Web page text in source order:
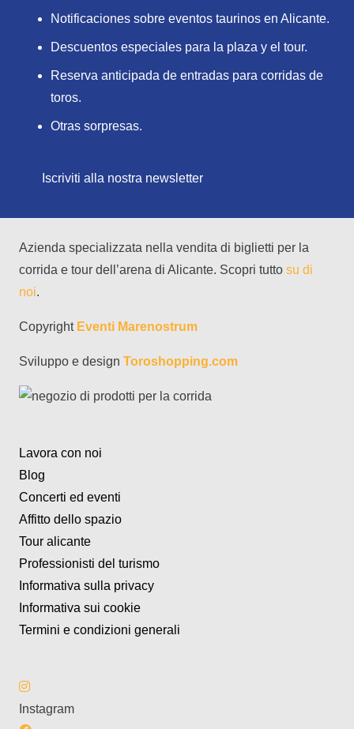
Notificaciones sobre eventos taurinos en Alicante.
Descuentos especiales para la plaza y el tour.
Reserva anticipada de entradas para corridas de
toros.
Otras sorpresas.
Iscriviti alla nostra newsletter
Azienda specializzata nella vendita di biglietti per la
corrida e tour dell’arena di Alicante. Scopri tutto su di
noi.
Copyright Eventi Marenostrum
Sviluppo e design Toroshopping.com
Lavora con noi
Blog
Concerti ed eventi
Affitto dello spazio
Tour alicante
Professionisti del turismo
Informativa sulla privacy
Informativa sui cookie
Termini e condizioni generali
Instagram